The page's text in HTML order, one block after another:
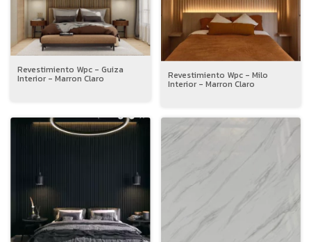
Revestimiento Wpc - Guiza
Interior - Marron Claro Revestimiento Wpc - Milo
Interior - Marron Claro